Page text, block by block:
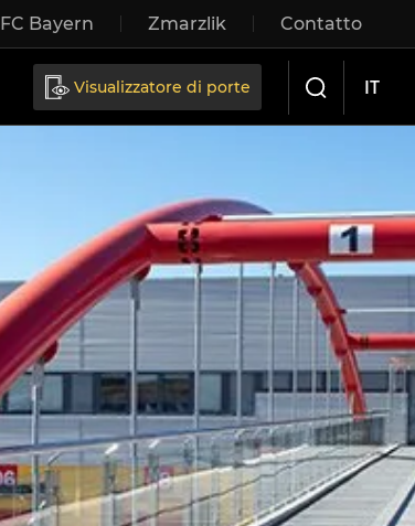
FC Bayern Zmarzlik Contatto
Visualizzatore di porte IT